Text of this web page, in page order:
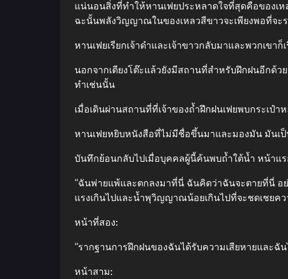
แน่นอนสิ่งที่ทำให้หานเฟยประหลาดใจที่สุดคือของเ
ฉะนั้นพลังวิญญาณในของเหลวสีขาวจะเพียงพอที่จะร
หานเฟยเรียกเจ้าดำและเจ้าขาวกลับมาและพวกเขา
นอกจากเตียงโต๊ะแล้วยังมีสถานที่สำหรับฝึกฝนอีกด้ว
ทำเช่นนั้น
เมื่อเดินผ่านสถานที่ที่เจ้าของถ้ำฝึกฝนเฟยพบกระเป๋
หานเฟยหยิบหนังสือที่ไม่มีชื่อขึ้นมาและมองมัน มันเ
บันทึกย้อนกลับไปเมื่อบุคคลผู้นี้ค้นพบถ้ำใต้น้ำ หน้าแร
“ฉันพ่ายแพ้และตกลงมาที่นี่ ฉันคิดว่าฉันจะตายที่นี่ อ
แรงเกินไปและน้ำพุวิญญาณน้อยเกินไปที่จะชดเชยค
หน้าที่สอง:
“รากฐานการฝึกฝนของฉันได้รับความเสียหายและฉั
หน้าสาม: